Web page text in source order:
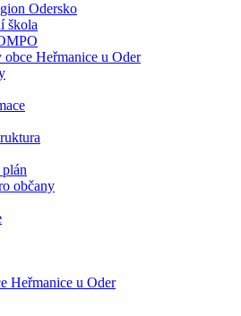
Odersko
škola
obce Heřmanice u Oder
občany
Heřmanice u Oder